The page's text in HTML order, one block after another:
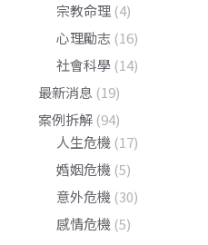
宗教命理 (4)
心理勵志 (16)
社會科學 (14)
最新消息 (19)
案例拆解 (94)
人生危機 (17)
婚姻危機 (5)
意外危機 (30)
感情危機 (5)